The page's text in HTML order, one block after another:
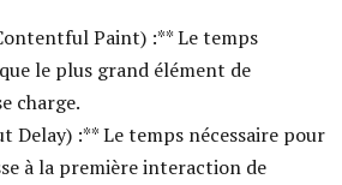
Paint) :** Le temps
le plus grand élément de
charge.
Delay) :** Le temps nécessaire pour
à la première interaction de